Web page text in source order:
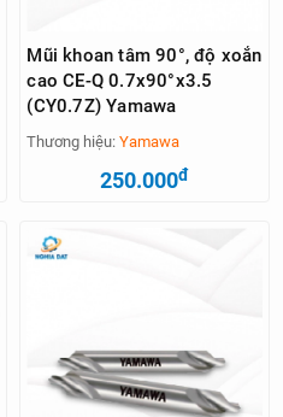
Mũi khoan tâm 90°, độ xoắn
cao CE-Q 0.7x90°x3.5
(CY0.7Z) Yamawa
Thương hiệu:Yamawa
250.000đ